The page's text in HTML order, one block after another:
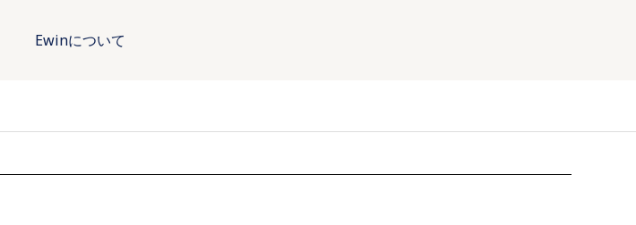
Ewinについて